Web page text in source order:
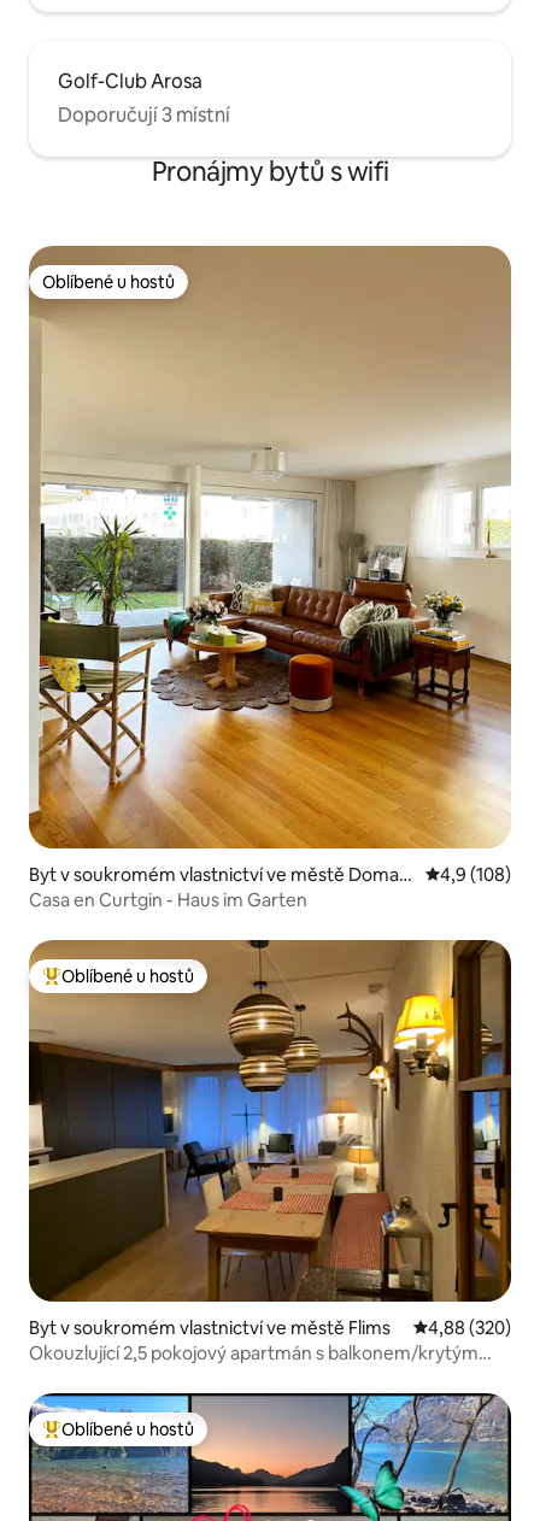
Golf-Club Arosa
Doporučují 3 místní
Pronájmy bytů s wifi
Oblíbené u hostů
Oblíbené u hostů
Byt v soukromém vlastnictví ve městě Domat/
Ems
Průměrné
4,9 (108)
Casa en Curtgin - Haus im Garten
Nejlepší v kategorii Oblíbené u hostů
Oblíbené u hostů
Byt v soukromém vlastnictví ve městě Flims Průměrné
4,88 (320)
Okouzlující 2,5 pokojový apartmán s balkonem/krytým
Nejlepší v kategorii Oblíbené u hostů
Oblíbené u hostů